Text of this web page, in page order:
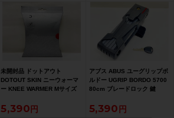
未開封品 ドットアウト
DOTOUT SKIN ニーウォーマ
ー KNEE WARMER Mサイズ
5,390
アブス ABUS ユーグリップボ
ルドー UGRIP BORDO 5700
80cm ブレードロック 鍵
5,390